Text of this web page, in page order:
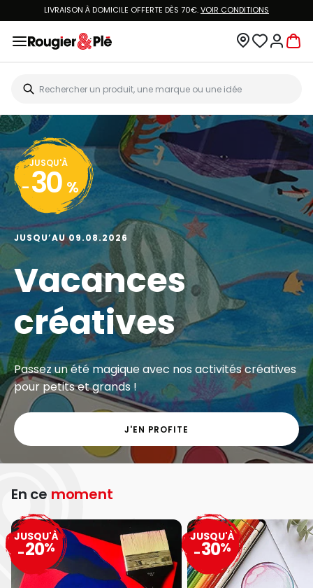
LIVRAISON À DOMICILE OFFERTE DÈS 70€.VOIR CONDITIONS
JUSQU'À
- 30 %
JUSQU’AU 09.08.2026
Vacances
créatives
Passez un été magique avec nos activités créatives
pour petits et grands !
J'EN PROFITE
En ce moment
JUSQU'À
-20%
JUSQU'À
-30%